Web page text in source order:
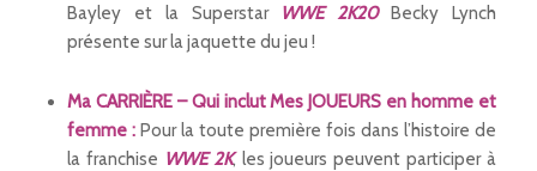
Bayley et la Superstar WWE 2K20Becky Lynch
présente sur la jaquette du jeu !
Ma CARRIÈRE – Qui inclut Mes JOUEURS en homme et
femme : Pour la toute première fois dans l’histoire de
la franchise WWE 2K, les joueurs peuvent participer à